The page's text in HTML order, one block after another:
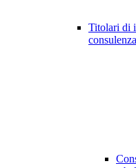
Titolari di
consulenza